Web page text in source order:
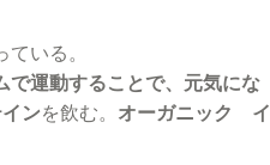
ている。
で運動することで、元気にな
ンを飲む。 オーガニック イ